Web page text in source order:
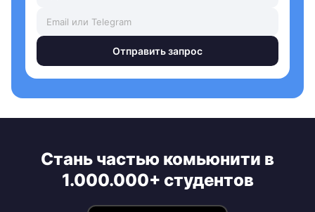
Отправить запрос
Стань частью комьюнити в
1.000.000+ студентов